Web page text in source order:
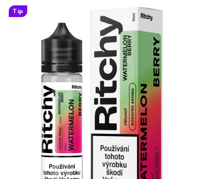
E-LIQUIDY
NIKOTINOVÉ SÁČKY
DÁRKOVÉ VOUCHERY
ATOMIZÉRY A CARTRIDGE
BATERIE A NABÍJEČKY
Tip